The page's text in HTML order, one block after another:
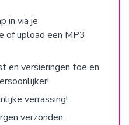
in via je
of upload een MP3
en versieringen toe en
verrassing!
verzonden.